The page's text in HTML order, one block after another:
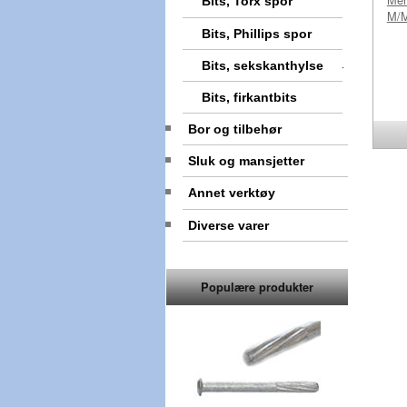
Bits, Phillips spor
Bits, sekskanthylse
Bits, firkantbits
Bor og tilbehør
Sluk og mansjetter
Annet verktøy
Diverse varer
Populære produkter
M/